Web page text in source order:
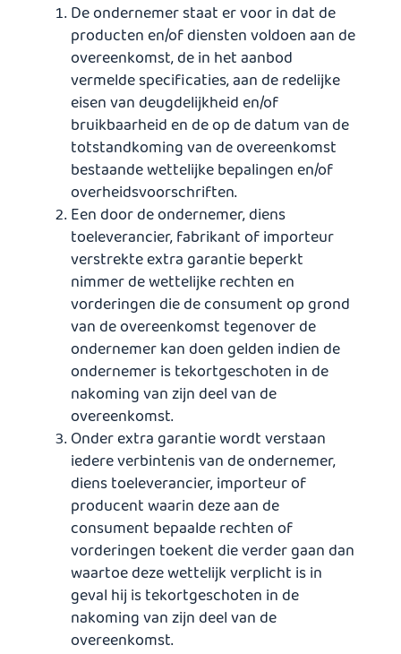
De ondernemer staat er voor in dat de
producten en/of diensten voldoen aan de
overeenkomst, de in het aanbod
vermelde specificaties, aan de redelijke
eisen van deugdelijkheid en/of
bruikbaarheid en de op de datum van de
totstandkoming van de overeenkomst
bestaande wettelijke bepalingen en/of
overheidsvoorschriften.
Een door de ondernemer, diens
toeleverancier, fabrikant of importeur
verstrekte extra garantie beperkt
nimmer de wettelijke rechten en
vorderingen die de consument op grond
van de overeenkomst tegenover de
ondernemer kan doen gelden indien de
ondernemer is tekortgeschoten in de
nakoming van zijn deel van de
overeenkomst.
Onder extra garantie wordt verstaan
iedere verbintenis van de ondernemer,
diens toeleverancier, importeur of
producent waarin deze aan de
consument bepaalde rechten of
vorderingen toekent die verder gaan dan
waartoe deze wettelijk verplicht is in
geval hij is tekortgeschoten in de
nakoming van zijn deel van de
overeenkomst.